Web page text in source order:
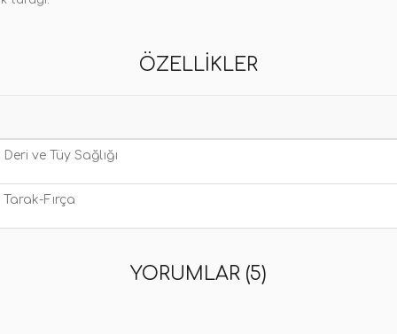
ÖZELLIKLER
Deri ve Tüy Sağlığı
Tarak-Fırça
YORUMLAR (5)